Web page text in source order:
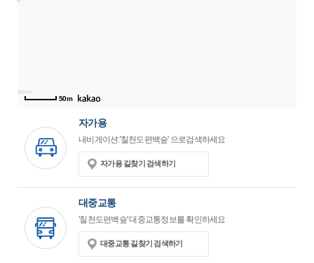
50m
자가용
내비게이션:'칠천도편백숲' 으로검색하세요
자가용 길찾기 검색하기
대중교통
'칠천도편백숲' 대중교통정보를 확인하세요
대중교통 길찾기 검색하기